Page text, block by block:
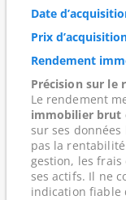
Date
Prix
Rendement
Précision sur le
Le rendement
immobilier brut
sur ses
pas la
gestion, les frais
ses actifs. Il ne
indication fiable